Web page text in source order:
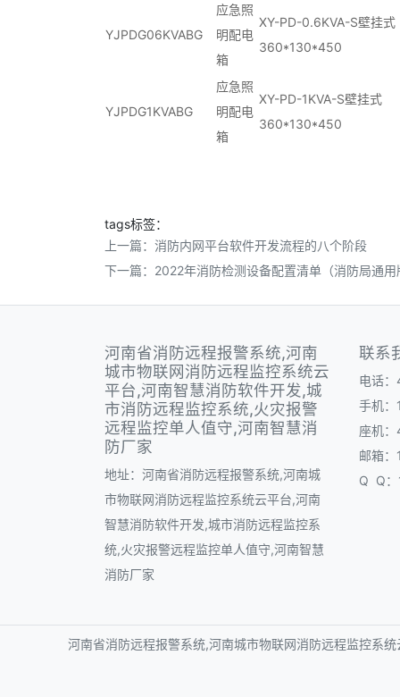
YJPDG06KVABG
应急照
明配电
箱
XY-PD-0.6KVA-S壁挂式
360*130*450
YJPDG1KVABG
应急照
明配电
箱
XY-PD-1KVA-S壁挂式
360*130*450
tags标签：
上一篇： 消防内网平台软件开发流程的八个阶段
下一篇： 2022年消防检测设备配置清单（消防局通用
河南省消防远程报警系统,河南
城市物联网消防远程监控系统云
平台,河南智慧消防软件开发,城
市消防远程监控系统,火灾报警
远程监控单人值守,河南智慧消
防厂家
地址：河南省消防远程报警系统,河南城
市物联网消防远程监控系统云平台,河南
智慧消防软件开发,城市消防远程监控系
统,火灾报警远程监控单人值守,河南智慧
消防厂家
联系
电话
手机
座机
邮箱
Q Q：
河南省消防远程报警系统,河南城市物联网消防远程监控系